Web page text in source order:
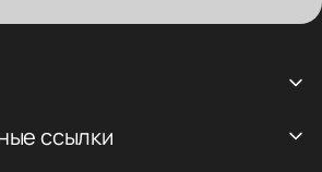
ссылки